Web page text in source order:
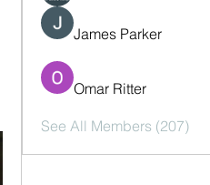
James Parker
Omar Ritter
See All Members (207)